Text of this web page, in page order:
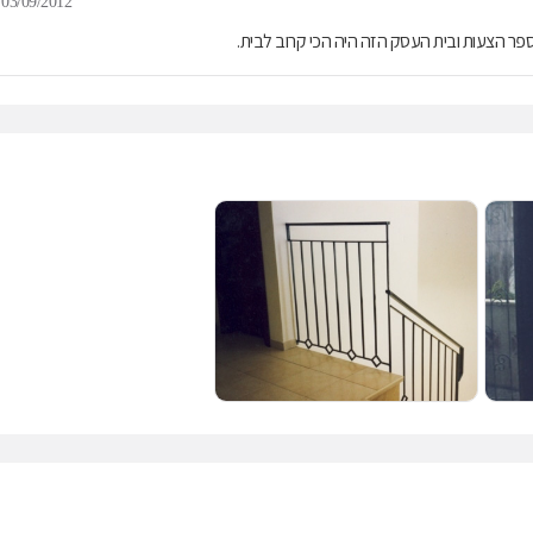
הצעות ובית העסק הזה היה הכי קרוב לבית.